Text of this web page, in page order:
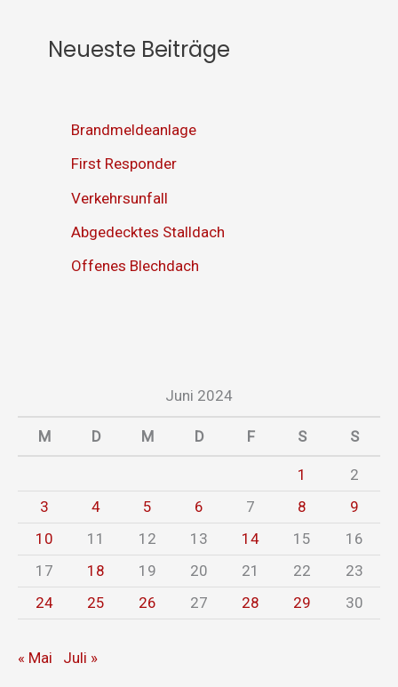
Neueste Beiträge
Brandmeldeanlage
First Responder
Verkehrsunfall
Abgedecktes Stalldach
Offenes Blechdach
Juni 2024
M D M D F S S
1
2
3
4 5 6 7 8
9
10
11 12 13 14 15
16
17
18 19 20 21 22
23
24
25 26 27 28 29 30
« Mai Juli »